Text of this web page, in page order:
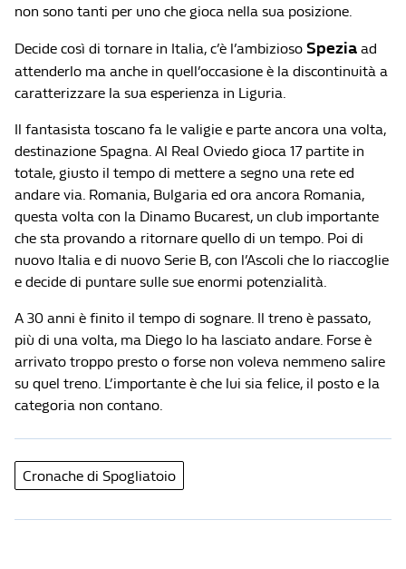
non sono tanti per uno che gioca nella sua posizione.
Decide così di tornare in Italia, c’è l’ambizioso Spezia ad
attenderlo ma anche in quell’occasione è la discontinuità a
caratterizzare la sua esperienza in Liguria.
Il fantasista toscano fa le valigie e parte ancora una volta,
destinazione Spagna. Al Real Oviedo gioca 17 partite in
totale, giusto il tempo di mettere a segno una rete ed
andare via. Romania, Bulgaria ed ora ancora Romania,
questa volta con la Dinamo Bucarest, un club importante
che sta provando a ritornare quello di un tempo. Poi di
nuovo Italia e di nuovo Serie B, con l’Ascoli che lo riaccoglie
e decide di puntare sulle sue enormi potenzialità.
A 30 anni è finito il tempo di sognare. Il treno è passato,
più di una volta, ma Diego lo ha lasciato andare. Forse è
arrivato troppo presto o forse non voleva nemmeno salire
su quel treno. L’importante è che lui sia felice, il posto e la
categoria non contano.
Cronache di Spogliatoio